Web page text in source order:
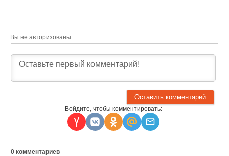
Вы не авторизованы
Войдите, чтобы комментировать:
0 комментариев